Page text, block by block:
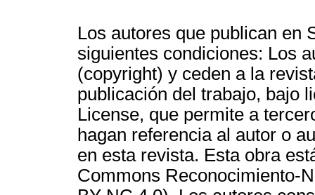
Los autores que publican en
siguientes condiciones: Los
(copyright) y ceden a la
publicación del trabajo, bajo
License, que permite a
hagan referencia al autor o
en esta revista. Esta obra
Commons Reconocimiento-